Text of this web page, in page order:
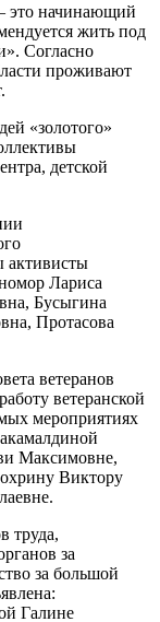
это начинающий
жить под
Согласно
проживают
«золотого»
детской
активисты
Лариса
Бусыгина
Протасова
ветеранов
ветеранской
мероприятиях
Максимовне,
Виктору
труда,
за
за большой
Галине